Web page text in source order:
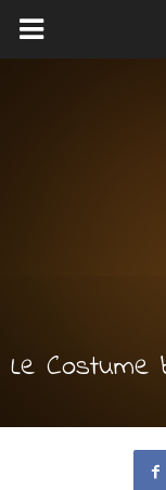
Le Costume